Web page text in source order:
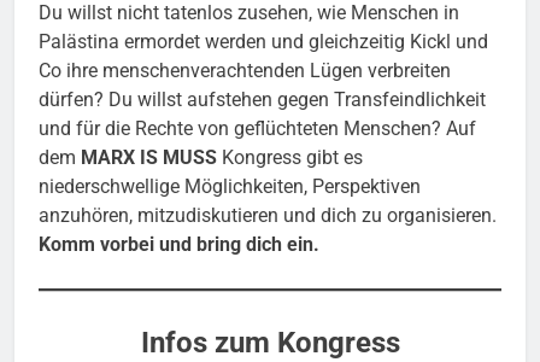
Du willst nicht tatenlos zusehen, wie Menschen in
Palästina ermordet werden und gleichzeitig Kickl und
Co ihre menschenverachtenden Lügen verbreiten
dürfen? Du willst aufstehen gegen Transfeindlichkeit
und für die Rechte von geflüchteten Menschen? Auf
dem MARX IS MUSS Kongress gibt es
niederschwellige Möglichkeiten, Perspektiven
anzuhören, mitzudiskutieren und dich zu organisieren.
Komm vorbei und bring dich ein.
Infos zum Kongress